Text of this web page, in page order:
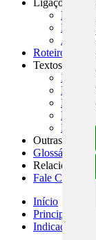
Links
Roteiros para
Textos
Índice
Na
Fórum
Outras
Glossário
Fale Conosco
Início
Principais
Indicadores